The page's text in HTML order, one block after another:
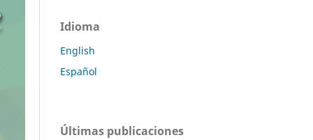
Idioma
English
Español
Últimas publicaciones